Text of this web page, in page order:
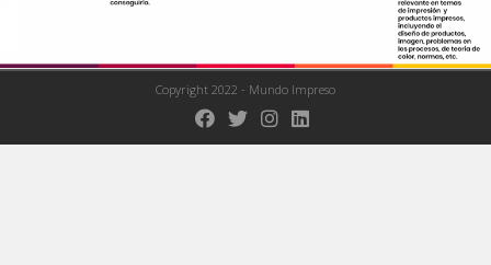
Copyright 2022 - Mundo Impreso